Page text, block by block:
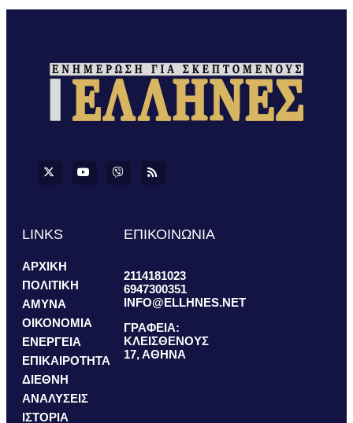
LINKS
ΑΡΧΙΚΗ
ΠΟΛΙΤΙΚΗ
ΑΜΥΝΑ
ΟΙΚΟΝΟΜΙΑ
ΕΝΕΡΓΕΙΑ
ΕΠΙΚΑΙΡΟΤΗΤΑ
ΔΙΕΘΝΗ
ΑΝΑΛΥΣΕΙΣ
ΙΣΤΟΡΙΑ
ΕΠΙΚΟΙΝΩΝΙΑ
2114181023
6947300351
INFO@ELLHNES.NET
ΓΡΑΦΕΙΑ:
ΚΛΕΙΣΘΕΝΟΥΣ
17, ΑΘΗΝΑ